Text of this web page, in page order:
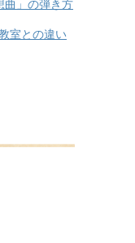
」の弾き方
室との違い